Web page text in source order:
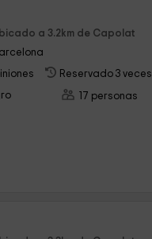
a 3.2km de Capolat
Reservado 3 veces
17 personas